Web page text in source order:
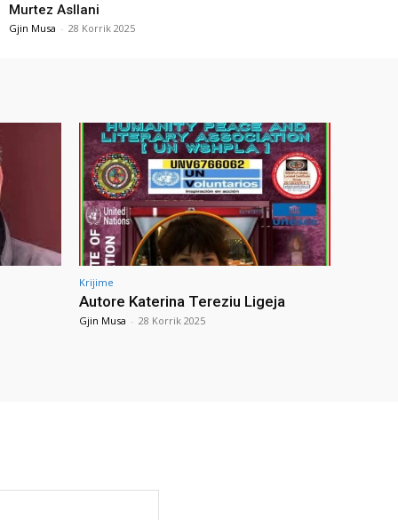
Murtez Asllani
Gjin Musa - 28 Korrik 2025
Krijime
Autore Katerina Tereziu Ligeja
Gjin Musa - 28 Korrik 2025